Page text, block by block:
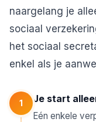
naargelang je
sociaal
het sociaal
enkel als je
1 Je start
Eén enkele